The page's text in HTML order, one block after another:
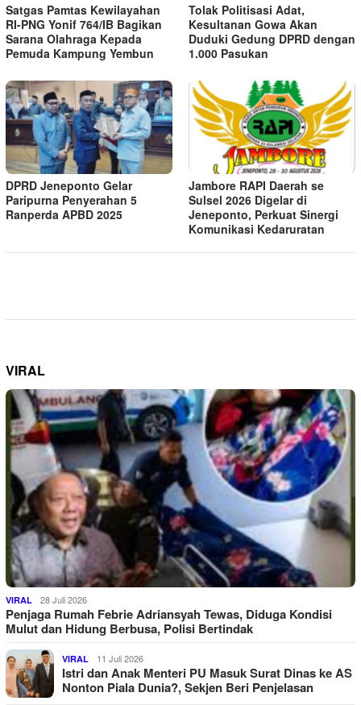
Satgas Pamtas Kewilayahan
RI-PNG Yonif 764/IB Bagikan
Sarana Olahraga Kepada
Pemuda Kampung Yembun
Tolak Politisasi Adat,
Kesultanan Gowa Akan
Duduki Gedung DPRD dengan
1.000 Pasukan
DPRD Jeneponto Gelar
Paripurna Penyerahan 5
Ranperda APBD 2025
Jambore RAPI Daerah se
Sulsel 2026 Digelar di
Jeneponto, Perkuat Sinergi
Komunikasi Kedaruratan
VIRAL
VIRAL 28 Juli 2026
Penjaga Rumah Febrie Adriansyah Tewas, Diduga Kondisi
Mulut dan Hidung Berbusa, Polisi Bertindak
VIRAL 11 Juli 2026
Istri dan Anak Menteri PU Masuk Surat Dinas ke AS
Nonton Piala Dunia?, Sekjen Beri Penjelasan